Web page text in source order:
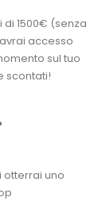
1500€ (senza
accesso
sul tuo
scontati!
otterrai uno